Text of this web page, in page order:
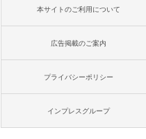
本サイトのご利用について
広告掲載のご案内
プライバシーポリシー
インプレスグループ